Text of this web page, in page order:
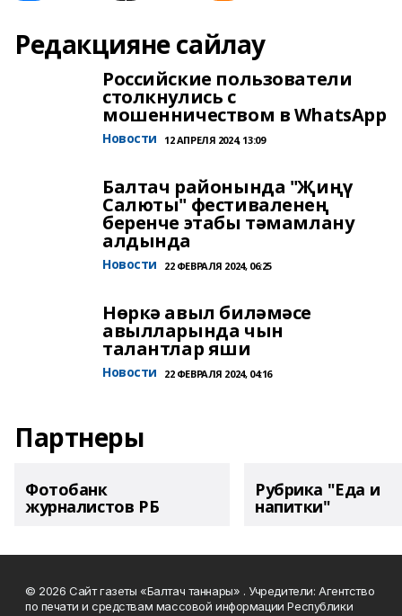
Редакцияне сайлау
Российские пользователи
столкнулись с
мошенничеством в WhatsApp
Новости 12 АПРЕЛЯ 2024, 13:09
Балтач районында "Җиңү
Салюты" фестиваленең
беренче этабы тәмамлану
алдында
Новости 22 ФЕВРАЛЯ 2024, 06:25
Нөркә авыл биләмәсе
авылларында чын
талантлар яши
Новости 22 ФЕВРАЛЯ 2024, 04:16
Партнеры
Фотобанк
журналистов РБ
Рубрика "Еда и
напитки"
© 2026 Сайт газеты «Балтач таннары» . Учредители: Агентство
по печати и средствам массовой информации Республики